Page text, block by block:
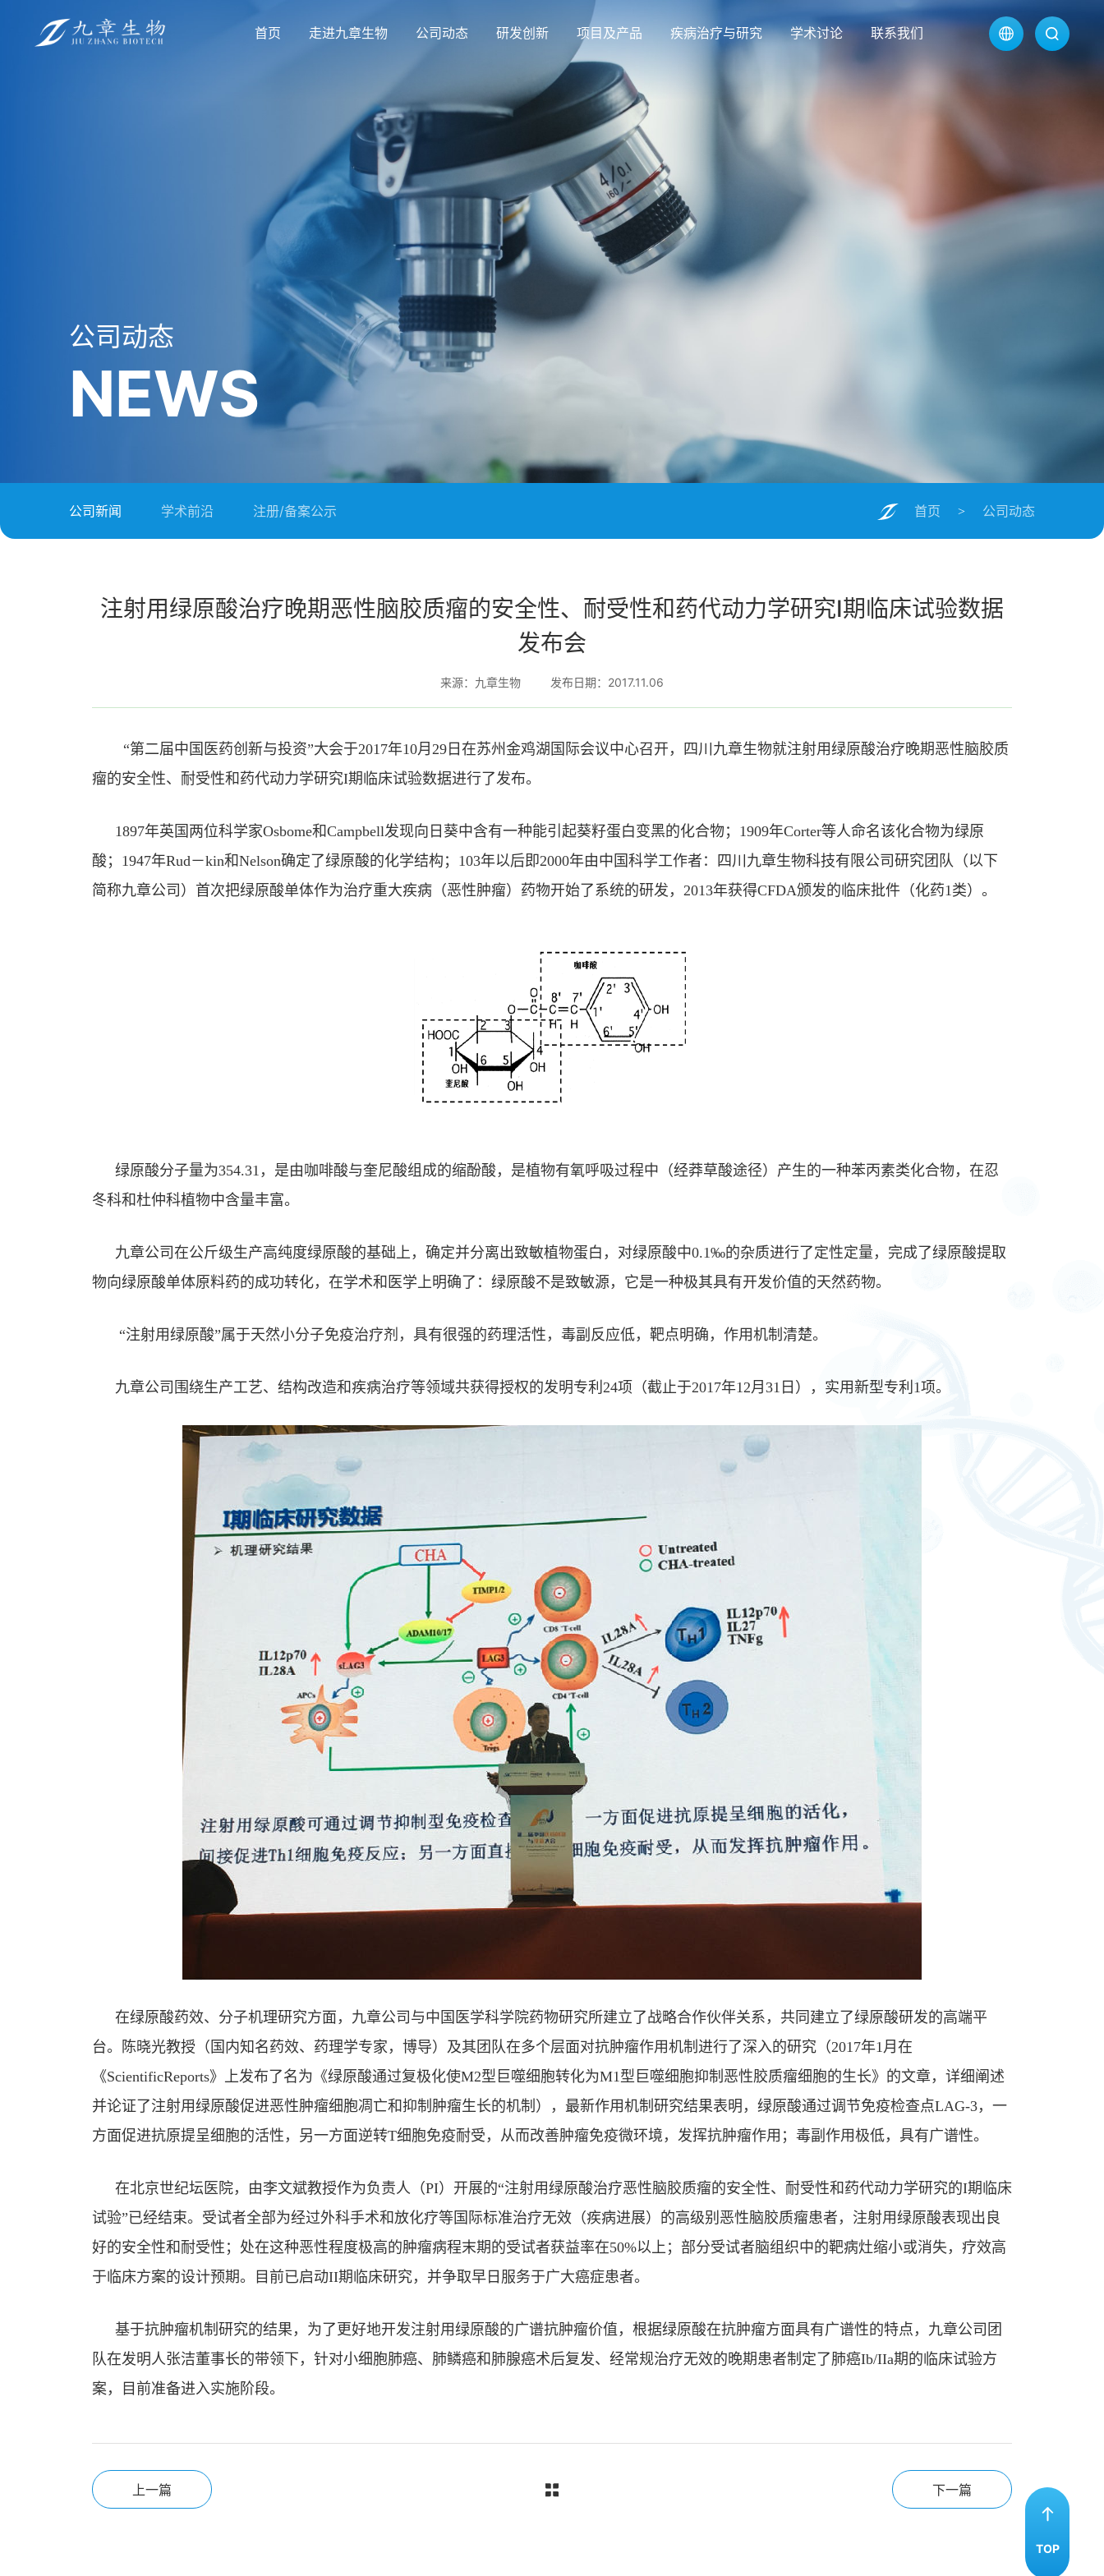
首页 走进九章生物 公司动态 研发创新 项目及产品 疾病治疗与研究 学术讨论 联系我们
公司动态
NEWS
公司新闻 学术前沿 注册/备案公示 首页 > 公司动态
注射用绿原酸治疗晚期恶性脑胶质瘤的安全性、耐受性和药代动力学研究Ⅰ期临床试验数据
发布会
来源：九章生物 发布日期：2017.11.06
“第二届中国医药创新与投资”大会于2017年10月29日在苏州金鸡湖国际会议中心召开，四川九章生物就注射用绿原酸治疗晚期恶性脑胶质
瘤的安全性、耐受性和药代动力学研究I期临床试验数据进行了发布。
1897年英国两位科学家Osbome和Campbell发现向日葵中含有一种能引起葵籽蛋白变黑的化合物；1909年Corter等人命名该化合物为绿原
酸；1947年Rud－kin和Nelson确定了绿原酸的化学结构；103年以后即2000年由中国科学工作者：四川九章生物科技有限公司研究团队（以下
简称九章公司）首次把绿原酸单体作为治疗重大疾病（恶性肿瘤）药物开始了系统的研发，2013年获得CFDA颁发的临床批件（化药1类）。
绿原酸分子量为354.31，是由咖啡酸与奎尼酸组成的缩酚酸，是植物有氧呼吸过程中（经莽草酸途径）产生的一种苯丙素类化合物，在忍
冬科和杜仲科植物中含量丰富。
九章公司在公斤级生产高纯度绿原酸的基础上，确定并分离出致敏植物蛋白，对绿原酸中0.1‰的杂质进行了定性定量，完成了绿原酸提取
物向绿原酸单体原料药的成功转化，在学术和医学上明确了：绿原酸不是致敏源，它是一种极其具有开发价值的天然药物。
“注射用绿原酸”属于天然小分子免疫治疗剂，具有很强的药理活性，毒副反应低，靶点明确，作用机制清楚。
九章公司围绕生产工艺、结构改造和疾病治疗等领域共获得授权的发明专利24项（截止于2017年12月31日），实用新型专利1项。
在绿原酸药效、分子机理研究方面，九章公司与中国医学科学院药物研究所建立了战略合作伙伴关系，共同建立了绿原酸研发的高端平
台。陈晓光教授（国内知名药效、药理学专家，博导）及其团队在多个层面对抗肿瘤作用机制进行了深入的研究（2017年1月在
《ScientificReports》上发布了名为《绿原酸通过复极化使M2型巨噬细胞转化为M1型巨噬细胞抑制恶性胶质瘤细胞的生长》的文章，详细阐述
并论证了注射用绿原酸促进恶性肿瘤细胞凋亡和抑制肿瘤生长的机制），最新作用机制研究结果表明，绿原酸通过调节免疫检查点LAG-3，一
方面促进抗原提呈细胞的活性，另一方面逆转T细胞免疫耐受，从而改善肿瘤免疫微环境，发挥抗肿瘤作用；毒副作用极低，具有广谱性。
在北京世纪坛医院，由李文斌教授作为负责人（PI）开展的“注射用绿原酸治疗恶性脑胶质瘤的安全性、耐受性和药代动力学研究的I期临床
试验”已经结束。受试者全部为经过外科手术和放化疗等国际标准治疗无效（疾病进展）的高级别恶性脑胶质瘤患者，注射用绿原酸表现出良
好的安全性和耐受性；处在这种恶性程度极高的肿瘤病程末期的受试者获益率在50%以上；部分受试者脑组织中的靶病灶缩小或消失，疗效高
于临床方案的设计预期。目前已启动II期临床研究，并争取早日服务于广大癌症患者。
基于抗肿瘤机制研究的结果，为了更好地开发注射用绿原酸的广谱抗肿瘤价值，根据绿原酸在抗肿瘤方面具有广谱性的特点，九章公司团
队在发明人张洁董事长的带领下，针对小细胞肺癌、肺鳞癌和肺腺癌术后复发、经常规治疗无效的晚期患者制定了肺癌Ib/IIa期的临床试验方
案，目前准备进入实施阶段。
上一篇 下一篇
TOP